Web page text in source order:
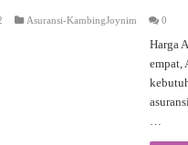
Asuransi-KambingJoynim 0
Harga
empat,
…